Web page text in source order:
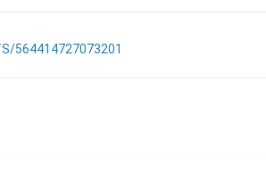
564414727073201